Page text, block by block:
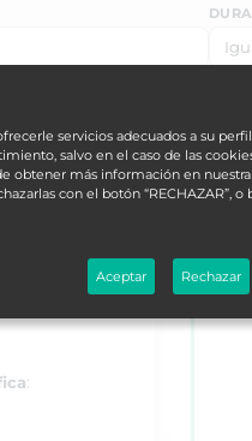
:
Lo
servicios adecuados a su
salvo en el caso de las
obtener más información en nuestra
con el botón “RECHAZAR”,
Aceptar Rechazar